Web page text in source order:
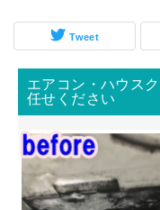
Tweet
エアコン・ハウス
任せください